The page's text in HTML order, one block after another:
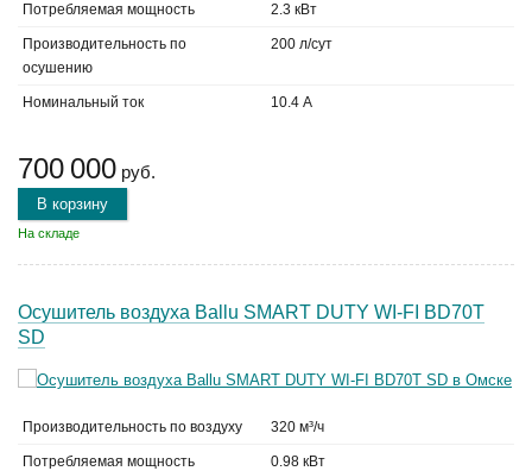
Потребляемая мощность 2.3 кВт
Производительность по
осушению
200 л/сут
Номинальный ток 10.4 А
700 000 руб.
В корзину
На складе
Осушитель воздуха Ballu SMART DUTY WI-FI BD70T
SD
Производительность по воздуху 320 м³/ч
Потребляемая мощность 0.98 кВт